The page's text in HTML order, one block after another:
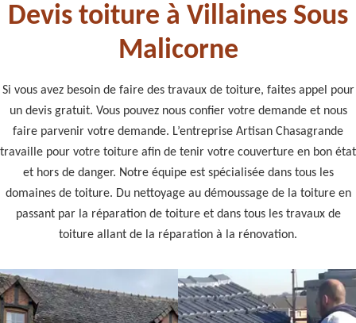
Devis toiture à Villaines Sous
Malicorne
Si vous avez besoin de faire des travaux de toiture, faites appel pour
un devis gratuit. Vous pouvez nous confier votre demande et nous
faire parvenir votre demande. L’entreprise Artisan Chasagrande
travaille pour votre toiture afin de tenir votre couverture en bon état
et hors de danger. Notre équipe est spécialisée dans tous les
domaines de toiture. Du nettoyage au démoussage de la toiture en
passant par la réparation de toiture et dans tous les travaux de
toiture allant de la réparation à la rénovation.